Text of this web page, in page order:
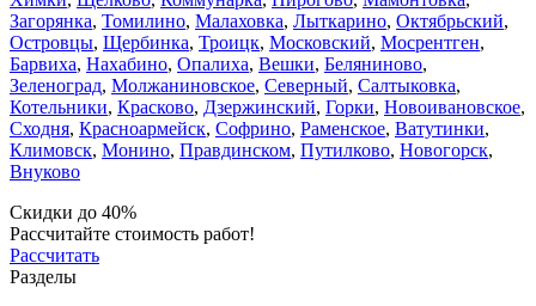
Загорянка, Томилино, Малаховка, Лыткарино, Октябрьский,
Островцы, Щербинка, Троицк, Московский, Мосрентген,
Барвиха, Нахабино, Опалиха, Вешки, Беляниново,
Зеленоград, Молжаниновское, Северный, Салтыковка,
Котельники, Красково, Дзержинский, Горки, Новоивановское,
Сходня, Красноармейск, Софрино, Раменское, Ватутинки,
Климовск, Монино, Правдинском, Путилково, Новогорск,
Внуково
Скидки до 40%
Рассчитайте стоимость работ!
Рассчитать
Разделы